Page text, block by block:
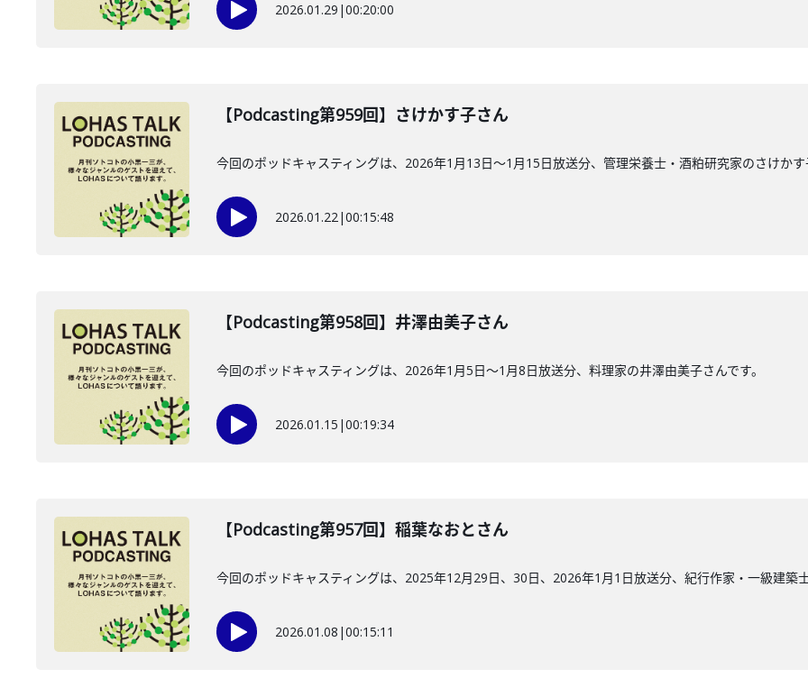
2026.01.29 |00:20:00
【Podcasting第959回】さけかす子さん
今回のポッドキャスティングは、2026年1月13日〜1月15日放送分、管理栄養士・酒粕研究家のさけかす
2026.01.22|00:15:48
【Podcasting第958回】井澤由美子さん
今回のポッドキャスティングは、2026年1月5日〜1月8日放送分、料理家の井澤由美子さんです。
2026.01.15 |00:19:34
【Podcasting第957回】稲葉なおとさん
今回のポッドキャスティングは、2025年12月29日、30日、2026年1月1日放送分、紀行作家・一級建築
2026.01.08 |00:15:11